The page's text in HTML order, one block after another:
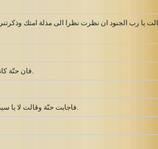
يا رب الجنود ان نظرت نظرا الى مذلة امتك
فان حنّة كانت تتكلم في قلبها وشفتاها فقط تتحركان وصوتها لم يسمع. ان عالي ظنّها سكرى.
فاجابت حنّة وقالت لا يا سيدي. اني امرأة حزينة الروح ولم اشرب خمرا ولا مسكرا بل اسكب نفسي امام الرب.